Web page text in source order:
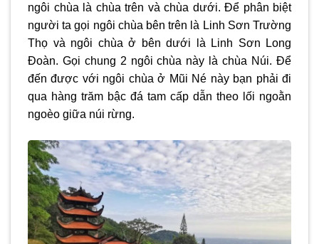
ngôi chùa là chùa trên và chùa dưới. Để phân biệt
người ta gọi ngôi chùa bên trên là Linh Sơn Trường
Thọ và ngôi chùa ở bên dưới là Linh Sơn Long
Đoàn. Gọi chung 2 ngôi chùa này là chùa Núi. Để
đến được với ngôi chùa ở Mũi Né này bạn phải đi
qua hàng trăm bậc đá tam cấp dẫn theo lối ngoằn
ngoèo giữa núi rừng.